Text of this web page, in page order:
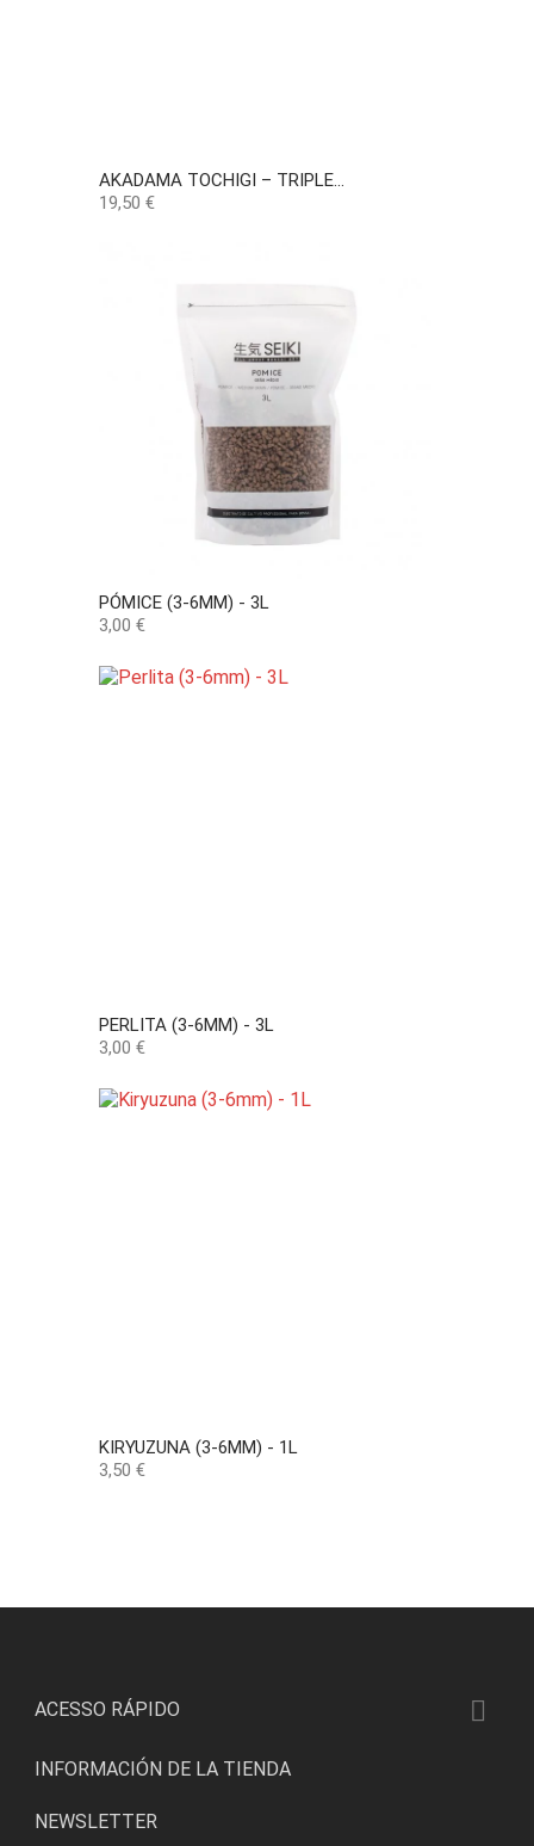
AKADAMA TOCHIGI – TRIPLE...
Precio
19,50 €
PÓMICE (3-6MM) - 3L
Precio
3,00 €
PERLITA (3-6MM) - 3L
Precio
3,00 €
KIRYUZUNA (3-6MM) - 1L
Precio
3,50 €
ACESSO RÁPIDO 
INFORMACIÓN DE LA TIENDA
NEWSLETTER